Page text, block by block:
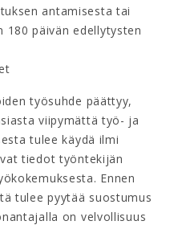
antamisesta tai
180 päivän edellytysten
työsuhde päättyy,
viipymättä työ- ja
tulee käydä ilmi
tiedot työntekijän
Ennen
tulee pyytää suostumus
on velvollisuus